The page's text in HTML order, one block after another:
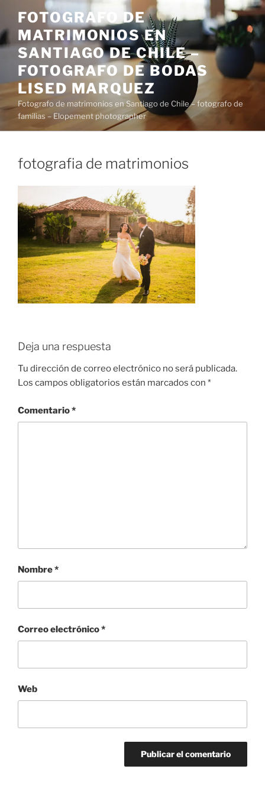
contenido
FOTOGRAFO DE
MATRIMONIOS EN
SANTIAGO DE CHILE –
FOTOGRAFO DE BODAS
LISED MARQUEZ
Fotografo de matrimonios en Santiago de Chile – fotografo de
familias – Elopement photographer
fotografia de matrimonios
Deja una respuesta
Tu dirección de correo electrónico no será publicada.
Los campos obligatorios están marcados con *
Comentario*
Nombre*
Correo electrónico*
Web